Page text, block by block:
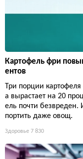
Картофель фри
ентов
Три порции
а вырастает на 20
ель почти безвреден.
портить даже овощ.
Здоровье 7 830